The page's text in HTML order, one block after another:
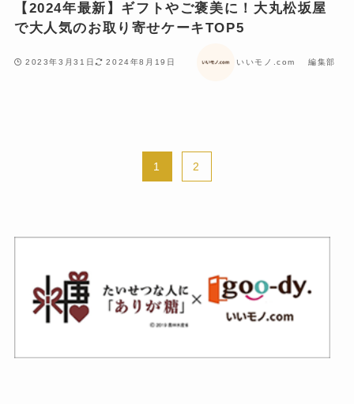
【2024年最新】ギフトやご褒美に！大丸松坂屋
で大人気のお取り寄せケーキTOP5
2023年3月31日 2024年8月19日 いいモノ.com 編集部
1 2